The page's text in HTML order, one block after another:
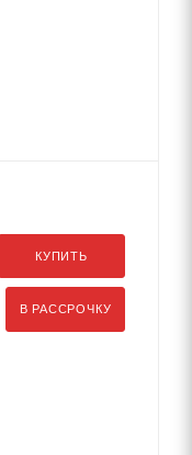
КУПИТЬ
В РАССРОЧКУ